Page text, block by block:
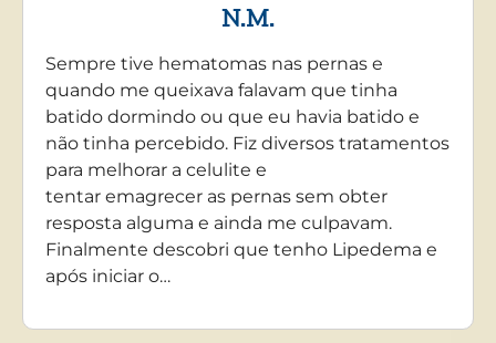
N.M.
Sempre tive hematomas nas pernas e
quando me queixava falavam que tinha
batido dormindo ou que eu havia batido e
não tinha percebido. Fiz diversos tratamentos
para melhorar a celulite e
tentar emagrecer as pernas sem obter
resposta alguma e ainda me culpavam.
Finalmente descobri que tenho Lipedema e
após iniciar o…